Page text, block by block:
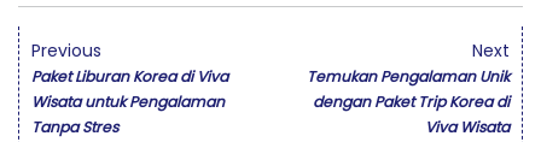
Previous
Paket Liburan Korea di Viva
Wisata untuk Pengalaman
Tanpa Stres
Next
Temukan Pengalaman Unik
dengan Paket Trip Korea di
Viva Wisata